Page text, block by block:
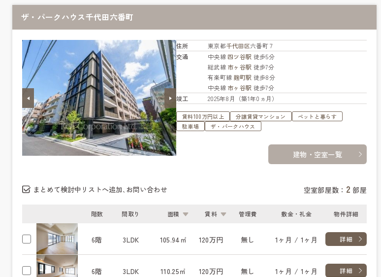
ザ・パークハウス千代田六番町
住所 東京都千代田区六番町７
交通
中央線 四ツ谷駅 徒歩5分
総武線 市ヶ谷駅 徒歩7分
有楽町線 麹町駅 徒歩8分
中央線 市ヶ谷駅 徒歩7分
竣工
2025年8月（築1年0ヵ月）
賃料100万円以上 分譲賃貸マンション
ペットと暮らす
駐車場
ザ・パークハウス
建物・空室一覧
まとめて検討中リストへ追加､お問い合わせ 空室部屋数： 2 部屋
階数 間取り 面積 賃料 管理費 敷金・礼金 物件詳細
詳細
6階 3LDK 105.94㎡ 120万円 無し 1ヶ月 / 1ヶ月
詳細
6階 3LDK 110.25㎡ 120万円 無し 1ヶ月 / 1ヶ月